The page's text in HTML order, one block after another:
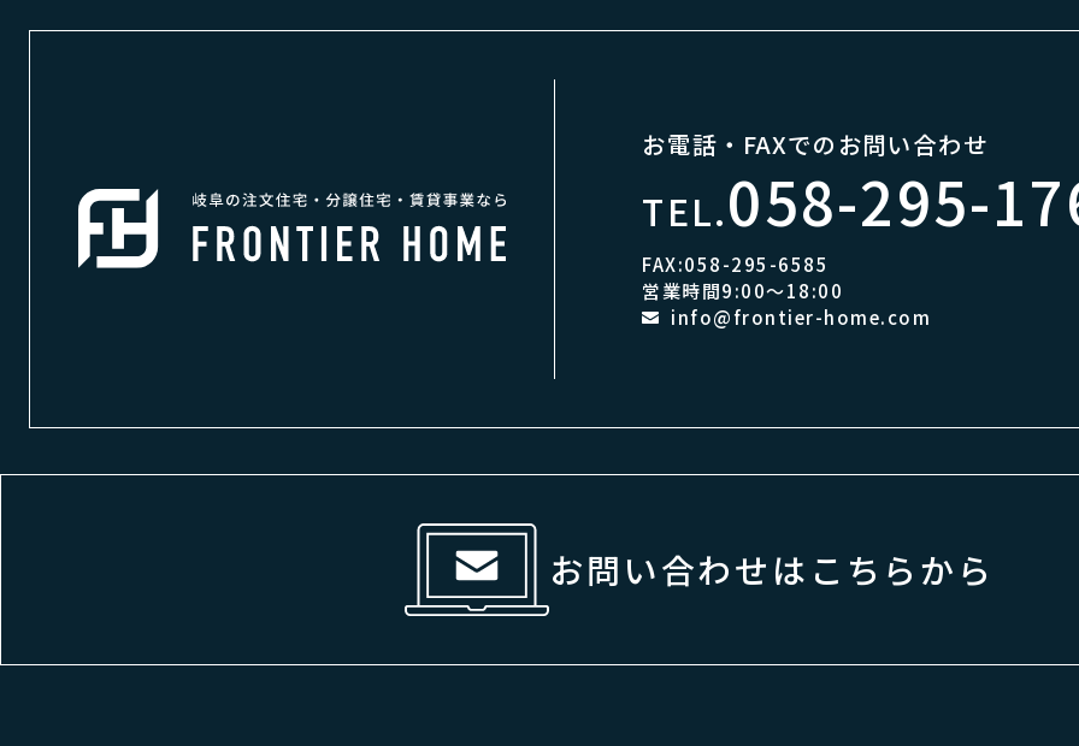
お電話・FAXでのお問い合わせ
TEL.058-295-
FAX:058-295-6585
営業時間9:00～18:00
info@frontier-home.com
お問い合わせはこちらから